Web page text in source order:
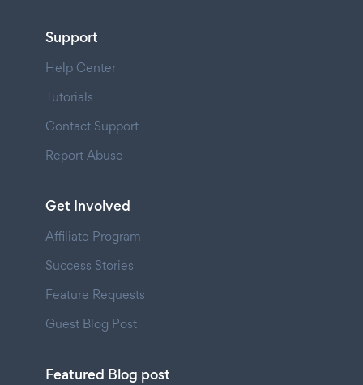
Support
Help Center
Tutorials
Contact Support
Report Abuse
Get Involved
Affiliate Program
Success Stories
Feature Requests
Guest Blog Post
Featured Blog post